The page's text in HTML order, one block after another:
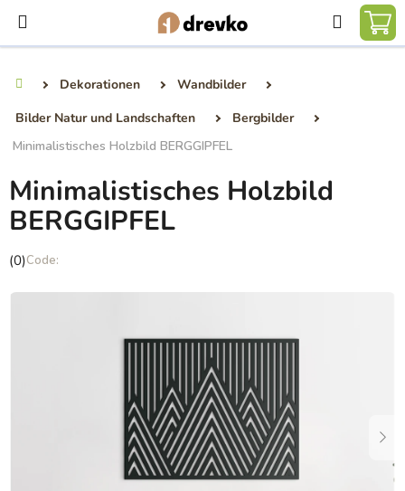
Inhalt
springen
Suchen
Dekorationen
Wandbilder
Bilder Natur und Landschaften
Bergbilder
Minimalistisches Holzbild BERGGIPFEL
Minimalistisches Holzbild
BERGGIPFEL
Die
Produktbewertung
(0)